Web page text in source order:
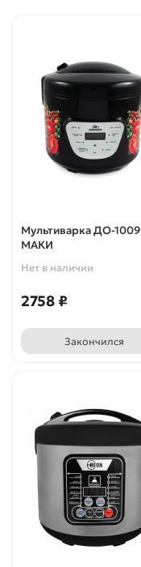
Мультиварка ДО-1009
МАКИ
Нет в наличии
2758 ₽
Закончился